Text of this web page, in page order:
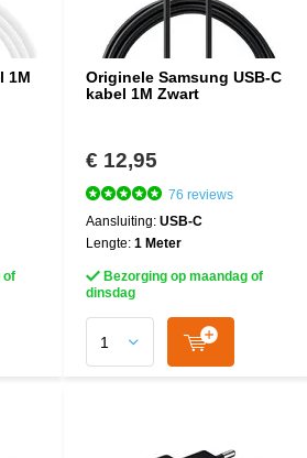
1M
of
Originele Samsung USB-C
kabel 1M Zwart
€ 12,95
76 reviews
Aansluiting: USB-C
Lengte: 1 Meter
Bezorging op maandag of
dinsdag